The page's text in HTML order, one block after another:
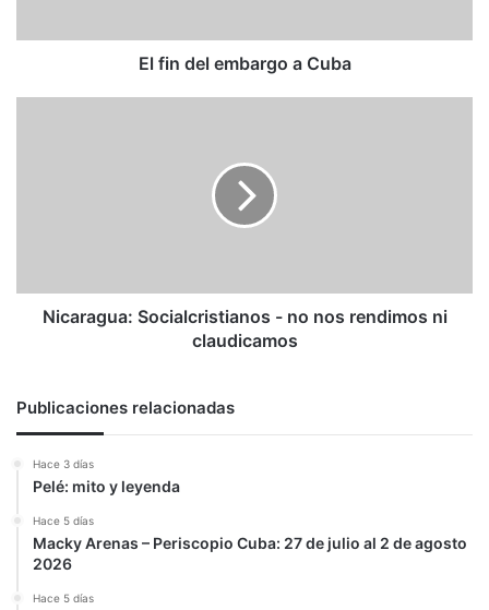
El fin del embargo a Cuba
Nicaragua: Socialcristianos - no nos rendimos ni
claudicamos
Publicaciones relacionadas
Hace 3 días
Pelé: mito y leyenda
Hace 5 días
Macky Arenas – Periscopio Cuba: 27 de julio al 2 de agosto
2026
Hace 5 días